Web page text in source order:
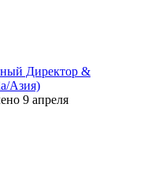
Директор &
Aзия)
9 апреля